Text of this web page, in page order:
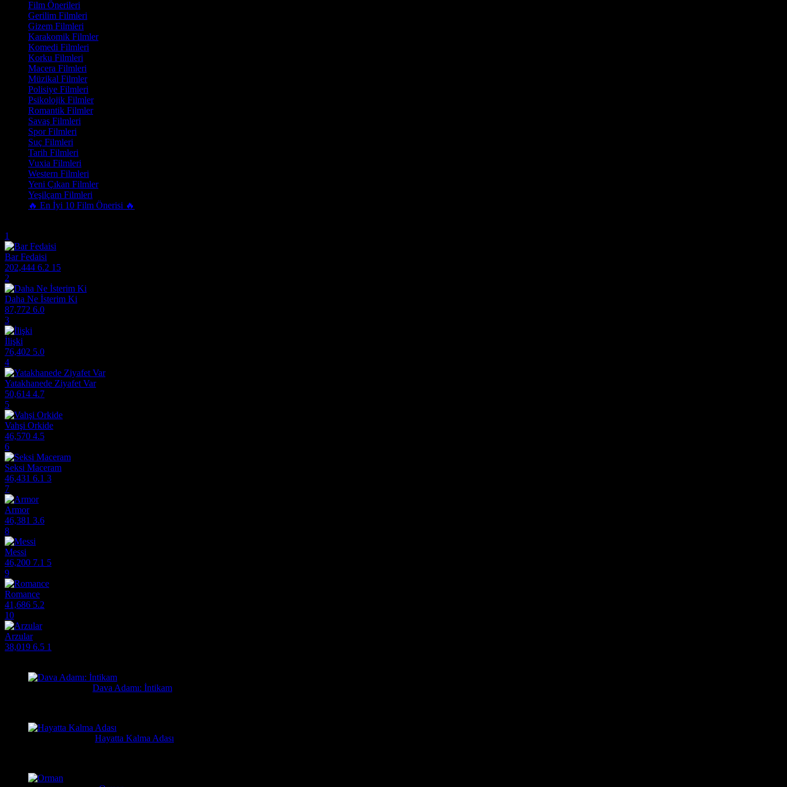
Film Önerileri
Gerilim Filmleri
Gizem Filmleri
Karakomik Filmler
Komedi Filmleri
Korku Filmleri
Macera Filmleri
Müzikal Filmler
Polisiye Filmleri
Psikolojik Filmler
Romantik Filmler
Savaş Filmleri
Spor Filmleri
Suç Filmleri
Tarih Filmleri
Vuxia Filmleri
Western Filmleri
Yeni Çıkan Filmler
Yeşilçam Filmleri
🔥 En İyi 10 Film Önerisi 🔥
1
Bar Fedaisi
202,444 6.2 15
2
Daha Ne İsterim Ki
87,772 6.0
3
İlişki
76,402 5.0
4
Yatakhanede Ziyafet Var
50,614 4.7
5
Vahşi Orkide
46,570 4.5
6
Seksi Maceram
46,431 6.1 3
7
Armor
46,381 3.6
8
Messi
46,200 7.1 5
9
Romance
41,686 5.2
10
Arzular
38,019 6.5 1
Dava Adamı: İntikam
Hayatta Kalma Adası